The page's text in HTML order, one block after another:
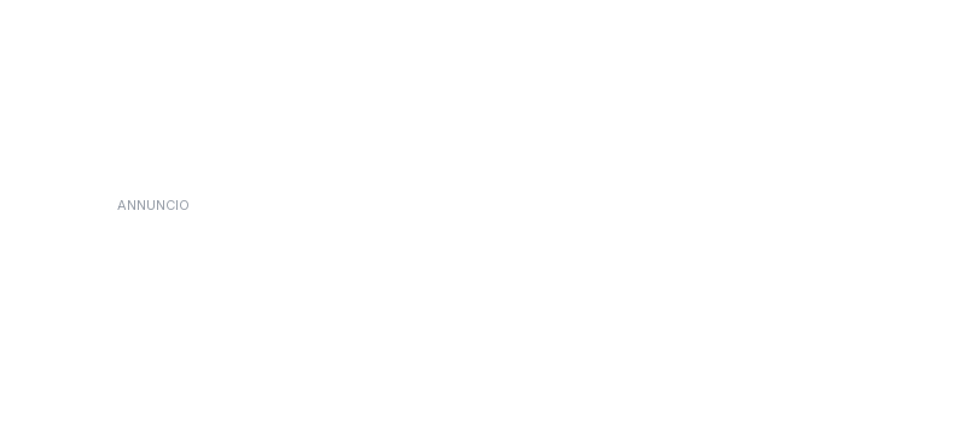
ANNUNCIO